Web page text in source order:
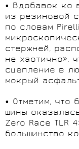
• Вдобавок ко
из резиновой
по словам
стержней,
не хаотично»,
сцепление в
мокрый
• Отметим, что
шины
Zero Race TLR
большинство